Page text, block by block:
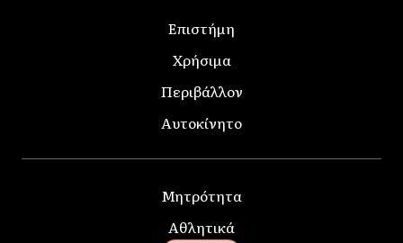
Επιστήμη
Χρήσιμα
Περιβάλλον
Αυτοκίνητο
Μητρότητα
Αθλητικά